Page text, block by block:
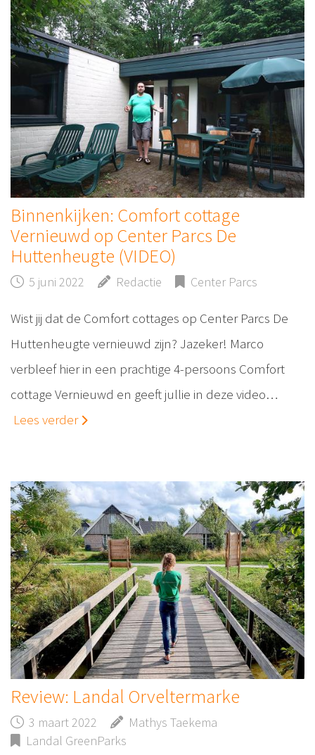
Binnenkijken: Comfort cottage
Vernieuwd op Center Parcs De
Huttenheugte (VIDEO)
5 juni 2022 Redactie Center Parcs
Wist jij dat de Comfort cottages op Center Parcs De
Huttenheugte vernieuwd zijn? Jazeker! Marco
verbleef hier in een prachtige 4-persoons Comfort
cottage Vernieuwd en geeft jullie in deze video…
Lees verder
Review: Landal Orveltermarke
3 maart 2022
Mathys Taekema
Landal GreenParks